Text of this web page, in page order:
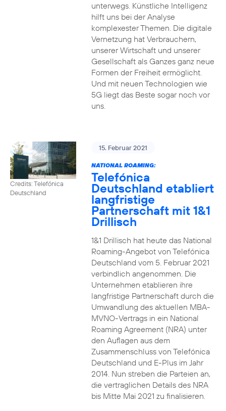
unterwegs. Künstliche Intelligenz
hilft uns bei der Analyse
komplexester Themen. Die digitale
Vernetzung hat Verbrauchern,
unserer Wirtschaft und unserer
Gesellschaft als Ganzes ganz neue
Formen der Freiheit ermöglicht.
Und mit neuen Technologien wie
5G liegt das Beste sogar noch vor
uns.
Credits: Telefónica
Deutschland
15. Februar 2021
NATIONAL ROAMING:
Telefónica
Deutschland etabliert
langfristige
Partnerschaft mit 1&1
Drillisch
1&1 Drillisch hat heute das National
Roaming-Angebot von Telefónica
Deutschland vom 5. Februar 2021
verbindlich angenommen. Die
Unternehmen etablieren ihre
langfristige Partnerschaft durch die
Umwandlung des aktuellen MBA-
MVNO-Vertrags in ein National
Roaming Agreement (NRA) unter
den Auflagen aus dem
Zusammenschluss von Telefónica
Deutschland und E-Plus im Jahr
2014. Nun streben die Parteien an,
die vertraglichen Details des NRA
bis Mitte Mai 2021 zu finalisieren.